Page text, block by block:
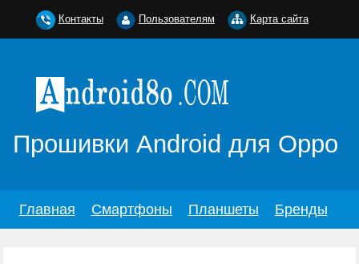
Прошивки Android для Oppo
Главная Смартфоны Планшеты Бренды
Контакты Пользователям Карта сайта